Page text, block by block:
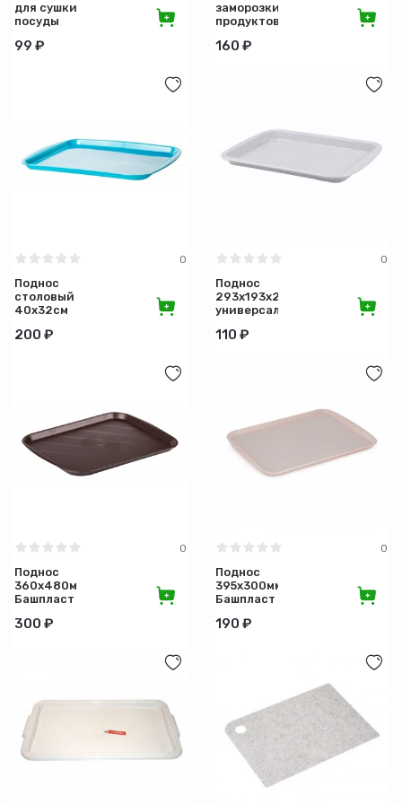
для сушки
посуды
99 ₽
заморозки
продуктов
160 ₽
0
Поднос
столовый
40х32см
200 ₽
0
Поднос
293х193х20мм
универсальный
110 ₽
0
Поднос
360х480мм,
Башпласт
300 ₽
0
Поднос
395х300мм,
Башпласт
190 ₽